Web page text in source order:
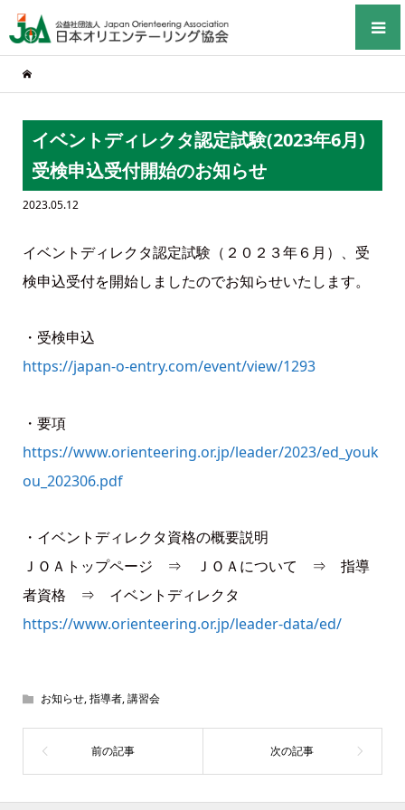
イベントディレクタ認定試験(2023年6月)
受検申込受付開始のお知らせ
2023.05.12
イベントディレクタ認定試験（２０２３年６月）、受
検申込受付を開始しましたのでお知らせいたします。
・受検申込
https://japan-o-entry.com/event/view/1293
・要項
https://www.orienteering.or.jp/leader/2023/ed_youk
ou_202306.pdf
・イベントディレクタ資格の概要説明
ＪＯＡトップページ ⇒ ＪＯＡについて ⇒ 指導
者資格 ⇒ イベントディレクタ
https://www.orienteering.or.jp/leader-data/ed/
お知らせ,指導者,講習会